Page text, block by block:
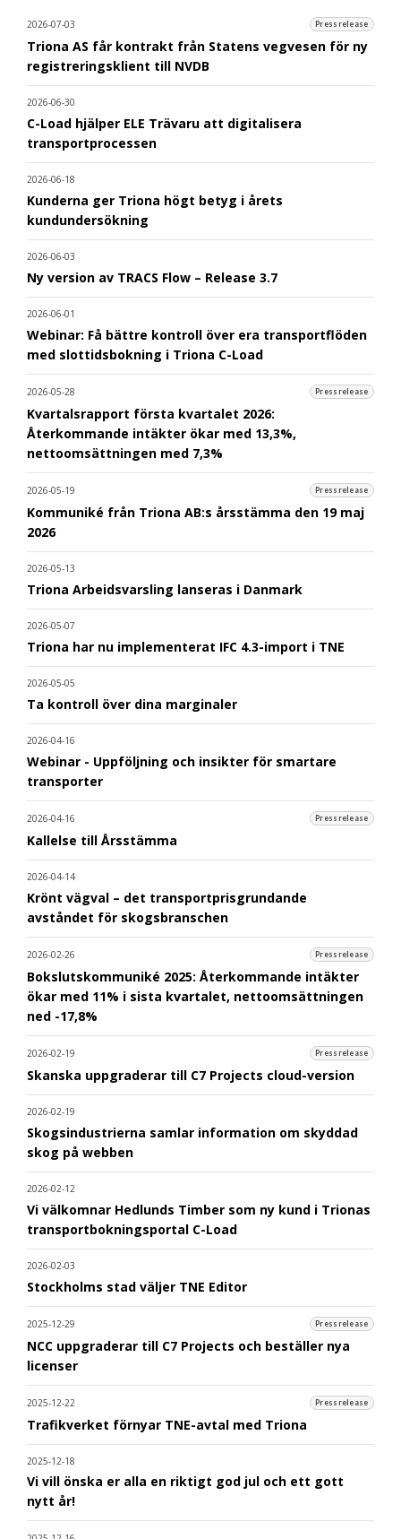
2026-07-03 Pressrelease
Triona AS får kontrakt från Statens vegvesen för ny
registreringsklient till NVDB
2026-06-30
C-Load hjälper ELE Trävaru att digitalisera
transportprocessen
2026-06-18
Kunderna ger Triona högt betyg i årets
kundundersökning
2026-06-03
Ny version av TRACS Flow – Release 3.7
2026-06-01
Webinar: Få bättre kontroll över era transportflöden
med slottidsbokning i Triona C-Load
2026-05-28 Pressrelease
Kvartalsrapport första kvartalet 2026:
Återkommande intäkter ökar med 13,3%,
nettoomsättningen med 7,3%
2026-05-19 Pressrelease
Kommuniké från Triona AB:s årsstämma den 19 maj
2026
2026-05-13
Triona Arbeidsvarsling lanseras i Danmark
2026-05-07
Triona har nu implementerat IFC 4.3-import i TNE
2026-05-05
Ta kontroll över dina marginaler
2026-04-16
Webinar - Uppföljning och insikter för smartare
transporter
2026-04-16 Pressrelease
Kallelse till Årsstämma
2026-04-14
Krönt vägval – det transportprisgrundande
avståndet för skogsbranschen
2026-02-26 Pressrelease
Bokslutskommuniké 2025: Återkommande intäkter
ökar med 11% i sista kvartalet, nettoomsättningen
ned -17,8%
2026-02-19 Pressrelease
Skanska uppgraderar till C7 Projects cloud-version
2026-02-19
Skogsindustrierna samlar information om skyddad
skog på webben
2026-02-12
Vi välkomnar Hedlunds Timber som ny kund i Trionas
transportbokningsportal C-Load
2026-02-03
Stockholms stad väljer TNE Editor
2025-12-29 Pressrelease
NCC uppgraderar till C7 Projects och beställer nya
licenser
2025-12-22 Pressrelease
Trafikverket förnyar TNE-avtal med Triona
2025-12-18
Vi vill önska er alla en riktigt god jul och ett gott
nytt år!